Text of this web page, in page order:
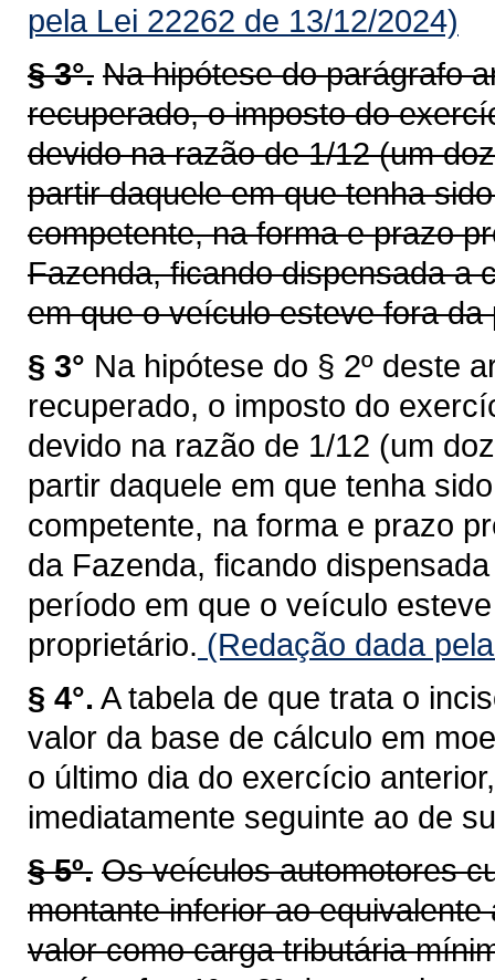
pela Lei 22262 de 13/12/2024)
§ 3°. Na hipótese do parágrafo
recuperado, o imposto do
devido na razão de 1/12 (um
partir daquele em que tenha
competente, na forma e prazo
Fazenda, ficando dispensada a
em que o veículo esteve fora
§ 3° Na hipótese do § 2º deste
recuperado, o imposto do
devido na razão de 1/12 (um
partir daquele em que tenha
competente, na forma e prazo
da Fazenda, ficando
período em que o veículo
proprietário. (Redação dada
§ 4°. A tabela de que trata o
valor da base de cálculo em
o último dia do exercício
imediatamente seguinte ao de
§ 5º. Os veículos automotores
montante inferior ao
valor como carga tributária